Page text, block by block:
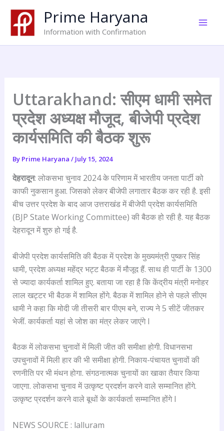
content
Prime Haryana
Information with Confirmation
Uttarakhand: सीएम धामी समेत
प्रदेश अध्यक्ष मौजूद, बीजेपी प्रदेश
कार्यसमिति की बैठक शुरू
By Prime Haryana / July 15, 2024
देहरादून: लोकसभा चुनाव 2024 के परिणाम में भारतीय जनता पार्टी को
काफी नुकसान हुआ. जिसको लेकर बीजेपी लगातार बैठक कर रही है. इसी
बीच उत्तर प्रदेश के बाद आज उत्तराखंड में बीजेपी प्रदेश कार्यसमिति
(BJP State Working Committee) की बैठक हो रही है. यह बैठक
देहरादून में शुरु हो गई है.
बीजेपी प्रदेश कार्यसमिति की बैठक में प्रदेश के मुख्यमंत्री पुष्कर सिंह
धामी, प्रदेश अध्यक्ष महेंद्र भट्ट बैठक में मौजूद हैं. साथ ही पार्टी के 1300
से ज्यादा कार्यकर्ता शामिल हुए. बताया जा रहा है कि केंद्रीय मंत्री मनोहर
लाल खट्टर भी बैठक में शामिल होंगे. बैठक में शामिल होने से पहले सीएम
धामी ने कहा कि मोदी जी तीसरी बार पीएम बने, राज्य ने 5 सीटें जीतकर
भेजीं. कार्यकर्ता यहां से जोश का मंत्र लेकर जाएंगे l
बैठक में लोकसभा चुनावों में मिली जीत की समीक्षा होगी. विधानसभा
उपचुनावों में मिली हार की भी समीक्षा होगी. निकाय-पंचायत चुनावों की
रणनीति पर भी मंथन होगा. संगठनात्मक चुनायों का खाका तैयार किया
जाए‌गा. लोकसभा चुनाव में उत्कृष्ट प्रदर्शन करने वाले सम्मानित होंगे.
उत्कृष्ट प्रदर्शन करने वाले बूथों के कार्यकर्ता सम्मानित होंगे l
NEWS SOURCE : lalluram